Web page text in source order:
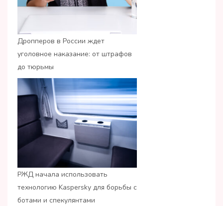
Дропперов в России ждет
уголовное наказание: от штрафов
до тюрьмы
РЖД начала использовать
технологию Kaspersky для борьбы с
ботами и спекулянтами